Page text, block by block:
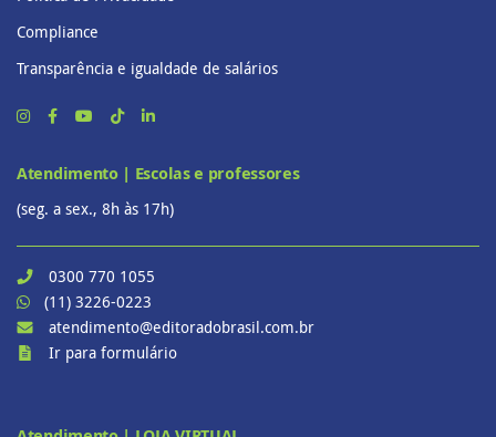
Compliance
Transparência e igualdade de salários
Atendimento | Escolas e professores
(seg. a sex., 8h às 17h)
0300 770 1055
(11) 3226-0223
atendimento@editoradobrasil.com.br
Ir para formulário